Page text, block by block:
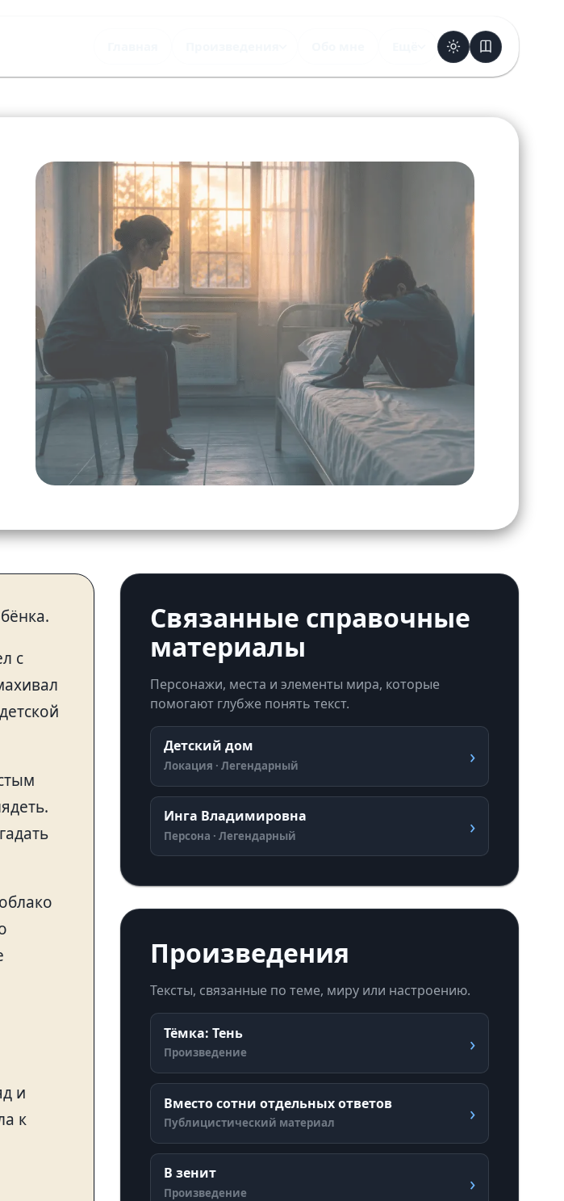
с
и
к
Связанные справочные
материалы
Персонажи, места и элементы мира, которые
помогают глубже понять текст.
Детский дом
Локация · Легендарный ›
Инга Владимировна
Персона · Легендарный ›
Произведения
Тексты, связанные по теме, миру или настроению.
Тёмка: Тень
Произведение ›
Вместо сотни отдельных ответов
Публицистический материал ›
В зенит
Произведение ›